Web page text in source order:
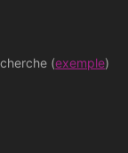
(exemple)